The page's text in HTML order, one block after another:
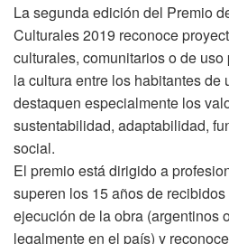
La segunda edición del Premio
Culturales 2019 reconoce
culturales, comunitarios o de
la cultura entre los habitantes de
destaquen especialmente los
sustentabilidad, adaptabilidad,
social.
El premio está dirigido a
superen los 15 años de
ejecución de la obra (argentinos
legalmente en el país) y